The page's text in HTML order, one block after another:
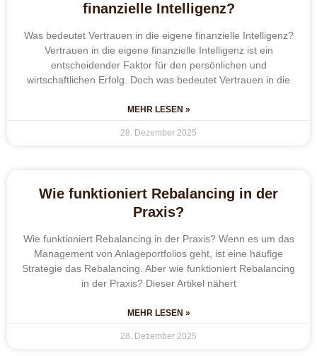
finanzielle Intelligenz?
Was bedeutet Vertrauen in die eigene finanzielle Intelligenz?
Vertrauen in die eigene finanzielle Intelligenz ist ein
entscheidender Faktor für den persönlichen und
wirtschaftlichen Erfolg. Doch was bedeutet Vertrauen in die
MEHR LESEN »
28. Dezember 2025
Wie funktioniert Rebalancing in der
Praxis?
Wie funktioniert Rebalancing in der Praxis? Wenn es um das
Management von Anlageportfolios geht, ist eine häufige
Strategie das Rebalancing. Aber wie funktioniert Rebalancing
in der Praxis? Dieser Artikel nähert
MEHR LESEN »
28. Dezember 2025